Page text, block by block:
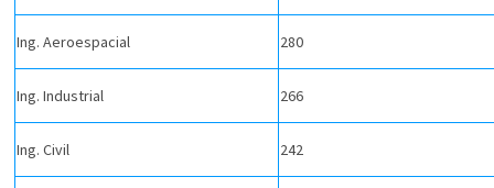
Ing. Aeroespacial 280
Ing. Industrial 266
Ing. Civil 242